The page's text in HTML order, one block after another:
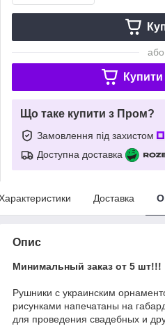
або
Купити
Що таке купити з Пром?
Замовлення під захистом
Доступна доставка
Доставка
Опис
Минимальный заказ от 5 шт!!!
Рушники с украинским
рисунками напечатаны на
для проведения свадебных и